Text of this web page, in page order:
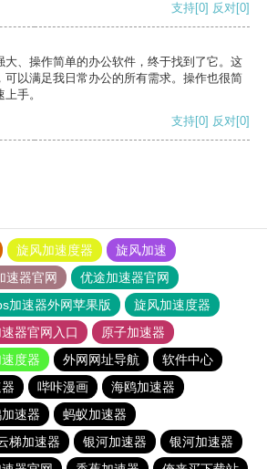
支持[0] 反对[0]
大、操作简单的办公软件，终于找到了它。这
可以满足我日常办公的所有需求。操作也很简
手。
支持[0] 反对[0]
旋风加速度器
旋风加速
速器官网
优途加速器官网
加速器外网苹果版
旋风加速度器
器官网入口
原子加速器
度器 外网网址导航
软件中心
哔咔漫画
海鸥加速器
速器
蚂蚁加速器
梯加速器 银河加速器
银河加速器